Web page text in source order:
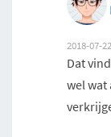
2018-07-
Dat
wel wat